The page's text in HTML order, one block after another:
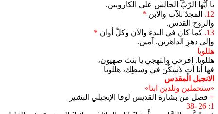
يا أيُّها الرّبُّ الجالس على الكاروبين.
12.
المجدُ للآب والابن *
والروح القدس.
13. كما كان في البدء والآن وكلَّ أوان *
وإلى دهرِ الداهرين. آمين.
هللويا
هللويا. إفرحي وابتهجي يا بنتَ صهيون،
فها أنا آتٍ لأسكُنَ في وسطِك، هللويا
الانجيل المقدس
«ستحملين وتلدين ابنا»
+ فصل من بشارة القديس لوقا الإنجيلي البشير
1: 26 -38